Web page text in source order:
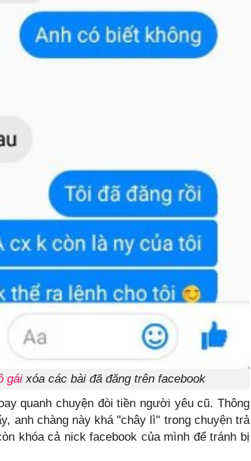
gái xóa các bài đã đăng trên facebook
quanh chuyện đòi tiền người yêu cũ. Thông
anh chàng này khá "chây lì" trong chuyện trả
khóa cả nick facebook của mình để tránh bị